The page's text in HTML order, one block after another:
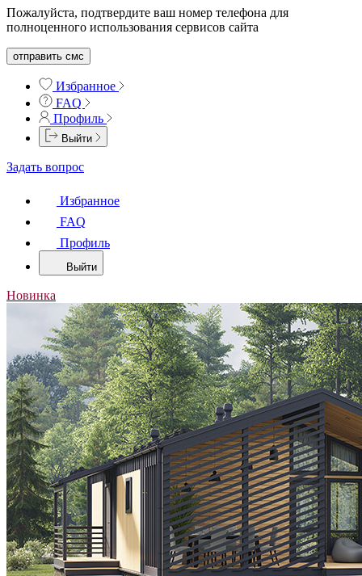
Пожалуйста, подтвердите ваш номер телефона для
полноценного использования сервисов сайта
отправить смс
Избранное
FAQ
Профиль
Выйти
Задать вопрос
Избранное
FAQ
Профиль
Выйти
Новинка